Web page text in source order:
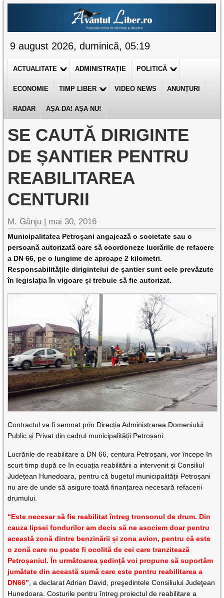
9 august 2026, duminică, 05:19
ACTUALITATE ADMINISTRAȚIE POLITICĂ
ECONOMIE TIMP LIBER VIDEO NEWS ANUNȚURI
RADAR AȘA DA! AȘA NU!
SE CAUTĂ DIRIGINTE
DE ȘANTIER PENTRU
REABILITAREA
CENTURII
M. Gânju | mai 30, 2016
Municipalitatea Petroșani angajează o societate sau o
persoană autorizată care să coordoneze lucrările de refacere
a DN 66, pe o lungime de aproape 2 kilometri.
Responsabilitățile dirigintelui de șantier sunt cele prevăzute
în legislația în vigoare și trebuie să fie autorizat.
Contractul va fi semnat prin Direcția Administrarea Domeniului
Public și Privat din cadrul municipalității Petroșani.
Lucrările de reabilitare a DN 66, centura Petroșani, vor începe în
scurt timp după ce în ecuația reabilitării a intervenit și Consiliul
Județean Hunedoara, pentru că bugetul municipalității Petroșani
nu are de unde să asigure toată finanțarea necesară refacerii
drumului.
“Este necesar să fie reabilitat întreg tronsonul de drum. Din
cauza lipsei fondurilor am decis să ne asociem doar pentru
această zonă dintre benzinării și zona avion, pentru că este
o zonă care nu poate fi ocolită de cei care tranzitează
Petroșaniul. În următoarea ședință voi propune să suportăm
jumătate din această sumă care este pentru reabilitarea a
DN66” , a declarat Adrian David, preşedintele Consiliului Judeţean
Hunedoara. Costurile pentru întreg proiectul de reabilitare a